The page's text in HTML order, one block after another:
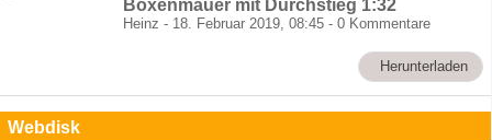
Boxenmauer mit Durchstieg 1:32
Heinz - 18. Februar 2019, 08:45 - 0 Kommentare
Herunterladen
Webdisk